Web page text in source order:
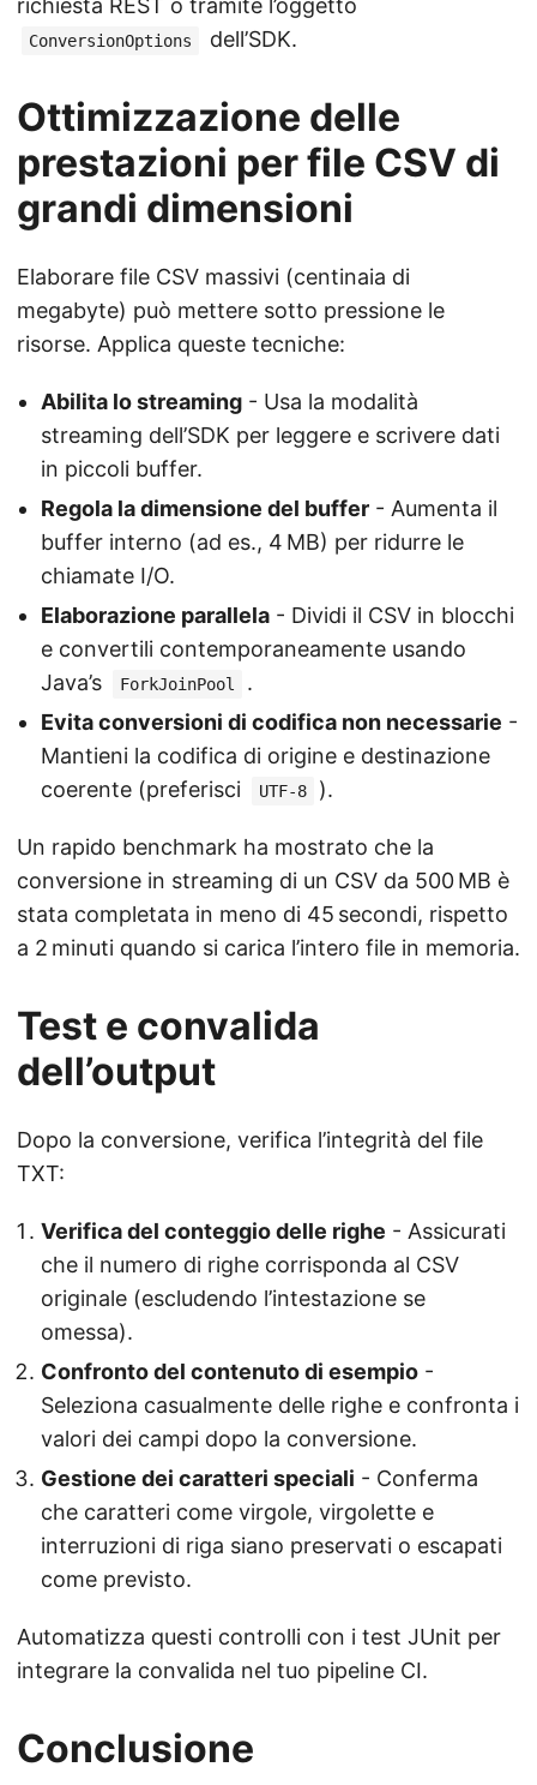
richiesta REST o tramite l’oggetto
ConversionOptions dell’SDK.
Ottimizzazione delle
prestazioni per file CSV di
grandi dimensioni
Elaborare file CSV massivi (centinaia di
megabyte) può mettere sotto pressione le
risorse. Applica queste tecniche:
Abilita lo streaming - Usa la modalità
streaming dell’SDK per leggere e scrivere dati
in piccoli buffer.
Regola la dimensione del buffer - Aumenta il
buffer interno (ad es., 4 MB) per ridurre le
chiamate I/O.
Elaborazione parallela - Dividi il CSV in blocchi
e convertili contemporaneamente usando
Java’s
ForkJoinPool
.
Evita conversioni di codifica non necessarie -
Mantieni la codifica di origine e destinazione
coerente (preferisci
UTF-8 ).
Un rapido benchmark ha mostrato che la
conversione in streaming di un CSV da 500 MB è
stata completata in meno di 45 secondi, rispetto
a 2 minuti quando si carica l’intero file in memoria.
Test e convalida
dell’output
Dopo la conversione, verifica l’integrità del file
TXT:
Verifica del conteggio delle righe - Assicurati
che il numero di righe corrisponda al CSV
originale (escludendo l’intestazione se
omessa).
Confronto del contenuto di esempio -
Seleziona casualmente delle righe e confronta i
valori dei campi dopo la conversione.
Gestione dei caratteri speciali - Conferma
che caratteri come virgole, virgolette e
interruzioni di riga siano preservati o escapati
come previsto.
Automatizza questi controlli con i test JUnit per
integrare la convalida nel tuo pipeline CI.
Conclusione